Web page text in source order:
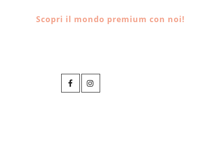
Scopri il mondo premium con noi!